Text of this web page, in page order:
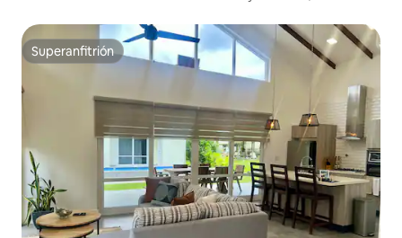
Superanfitrión
Superanfitrión